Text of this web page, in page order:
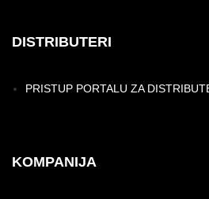
DISTRIBUTERI
PRISTUP PORTALU ZA
KOMPANIJA